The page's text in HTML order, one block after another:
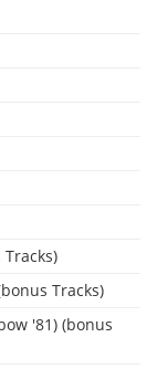
Tracks)
'81) (bonus